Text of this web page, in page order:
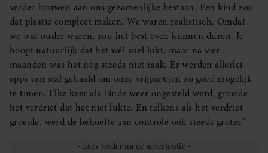
verder bouwen aan ons gezamenlijke bestaan. Een kind zou
dat plaatje compleet maken. We waren realistisch. Omdat
we wat ouder waren, zou het best even kunnen duren. Je
hoopt natuurlijk dat het wél snel lukt, maar na vier
maanden was het nog steeds niet raak. Er werden allerlei
apps van stal gehaald om onze vrijpartijen zo goed mogelijk
te timen. Elke keer als Linde weer ongesteld werd, groeide
het verdriet dat het niet lukte. En telkens als het verdriet
groeide, werd de behoefte aan controle ook steeds groter.”